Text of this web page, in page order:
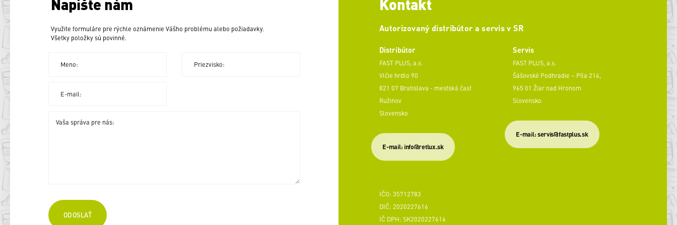
Napíšte nám
Využite formuláre pre rýchle oznámenie Vášho problému alebo požiadavky.
Všetky položky sú povinné.
Kontakt
Autorizovaný distribútor a servis v SR
Distribútor
FAST PLUS, a.s.
Vlčie hrdlo 90
821 07 Bratislava - mestská časť
Ružinov
Slovensko
E-mail: info@retlux.sk
IČO: 35712783
DIČ: 2020227616
IČ DPH: SK2020227616
Servis
FAST PLUS, a.s.
Šášovské Podhradie – Píla 214,
965 01 Žiar nad Hronom
Slovensko
​E-mail: servis@fastplus.sk